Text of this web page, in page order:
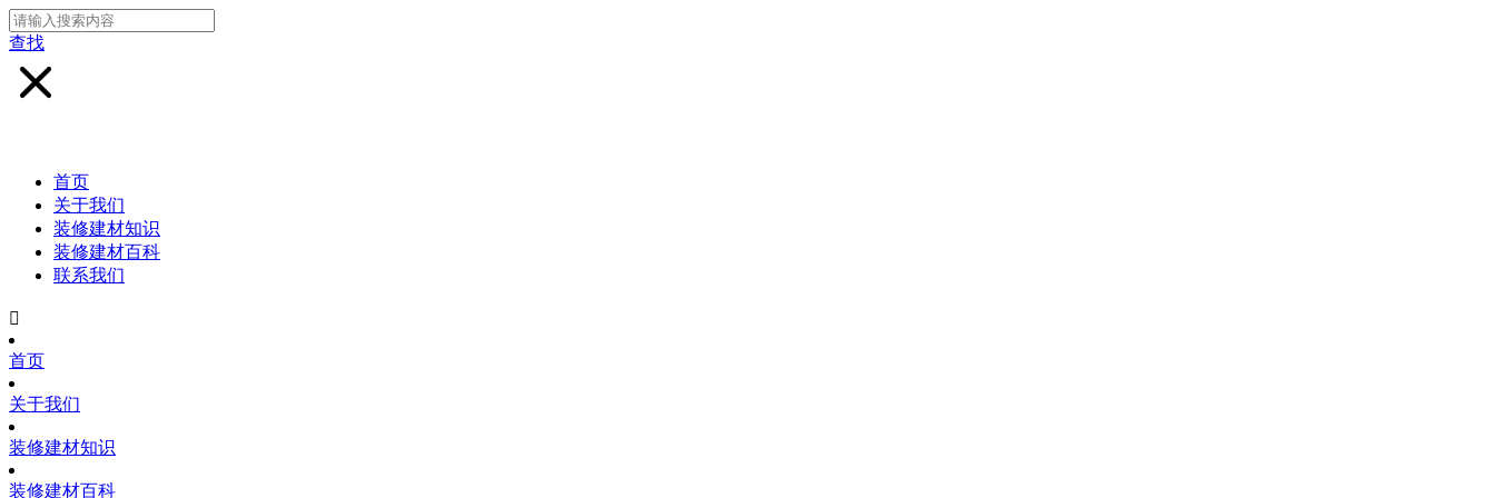
查找
首页
关于我们
装修建材知识
装修建材百科
联系我们

首页
关于我们
装修建材知识
装修建材百科